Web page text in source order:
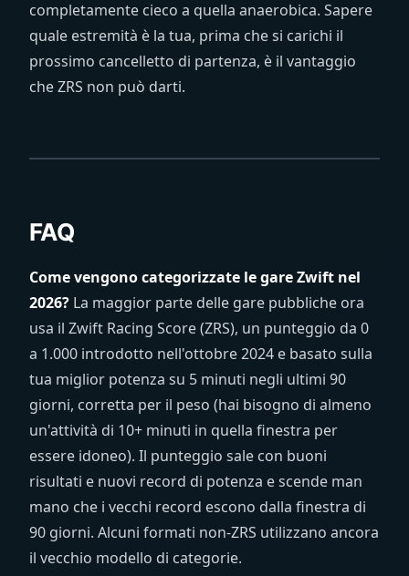
completamente cieco a quella anaerobica. Sapere
quale estremità è la tua, prima che si carichi il
prossimo cancelletto di partenza, è il vantaggio
che ZRS non può darti.
FAQ
Come vengono categorizzate le gare Zwift nel
2026? La maggior parte delle gare pubbliche ora
usa il Zwift Racing Score (ZRS), un punteggio da 0
a 1.000 introdotto nell'ottobre 2024 e basato sulla
tua miglior potenza su 5 minuti negli ultimi 90
giorni, corretta per il peso (hai bisogno di almeno
un'attività di 10+ minuti in quella finestra per
essere idoneo). Il punteggio sale con buoni
risultati e nuovi record di potenza e scende man
mano che i vecchi record escono dalla finestra di
90 giorni. Alcuni formati non-ZRS utilizzano ancora
il vecchio modello di categorie.